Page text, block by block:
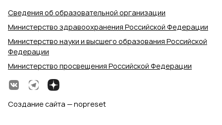
Сведения об образовательной организации
Министерство здравоохранения Российской Федерации
Министерство науки и высшего образования Российской
Федерации
Министерство просвещения Российской Федерации
Создание сайта — nopreset